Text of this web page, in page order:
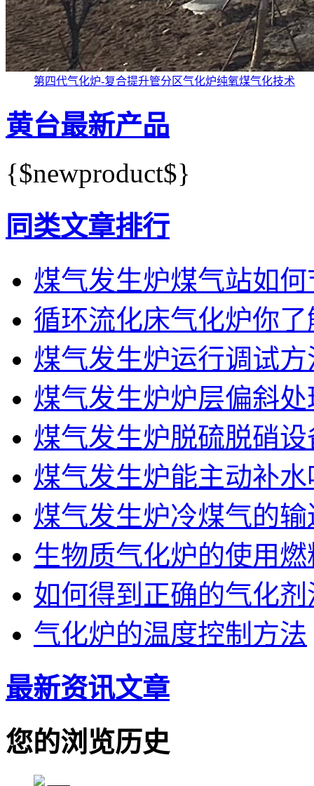
第四代气化炉-复合提升管分区气化炉纯氧煤气化技术
黄台最新产品
{$newproduct$}
同类文章排行
煤气发生炉煤气站如何
循环流化床气化炉你
煤气发生炉运行调试
煤气发生炉炉层偏斜
煤气发生炉脱硫脱硝
煤气发生炉能主动补水
煤气发生炉冷煤气的输
生物质气化炉的使用
如何得到正确的气化
气化炉的温度控制方法
最新资讯文章
您的浏览历史